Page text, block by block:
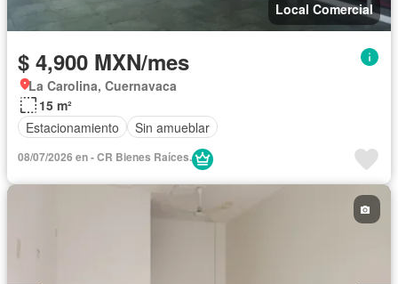
Local Comercial
$ 4,900 MXN/mes
La Carolina, Cuernavaca
15 m²
Estacionamiento
Sin amueblar
08/07/2026 en - CR Bienes Raíces.